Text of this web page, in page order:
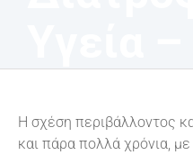
Η σχέση περιβάλλοντος
και πάρα πολλά χρόνια,